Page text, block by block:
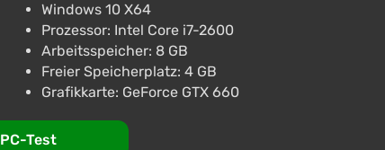
Windows 10 X64
Prozessor: Intel Core i7-2600
Arbeitsspeicher: 8 GB
Freier Speicherplatz: 4 GB
Grafikkarte: GeForce GTX 660
PC-Test